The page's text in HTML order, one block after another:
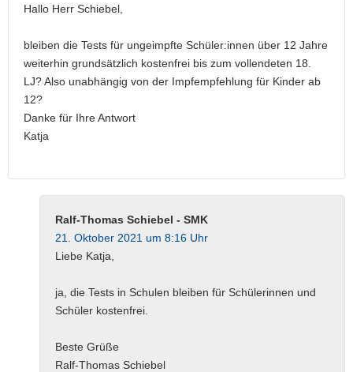
Hallo Herr Schiebel,
bleiben die Tests für ungeimpfte Schüler:innen über 12 Jahre
weiterhin grundsätzlich kostenfrei bis zum vollendeten 18.
LJ? Also unabhängig von der Impfempfehlung für Kinder ab
12?
Danke für Ihre Antwort
Katja
Ralf-Thomas Schiebel - SMK
21. Oktober 2021 um 8:16 Uhr
Liebe Katja,
ja, die Tests in Schulen bleiben für Schülerinnen und
Schüler kostenfrei.
Beste Grüße
Ralf-Thomas Schiebel